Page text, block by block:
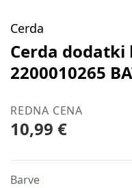
Cerda
Cerda
2200010265
REDNA CENA
10,99 €
Barve